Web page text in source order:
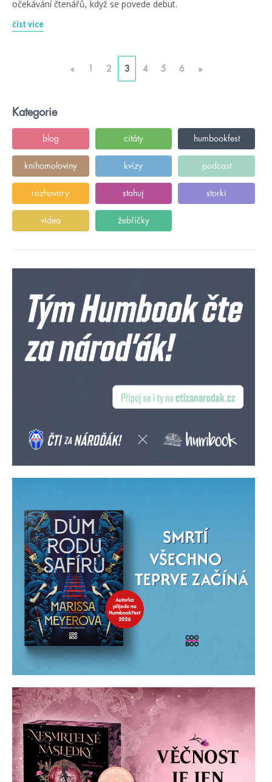
očekávání čtenářů, když se povede debut.
číst více
« 2 3 4 5 6 »
Kategorie
blog citáty humbookfest
knihomoloviny kvízy podcast
rozhovory stahuj storki
videa žebříčky